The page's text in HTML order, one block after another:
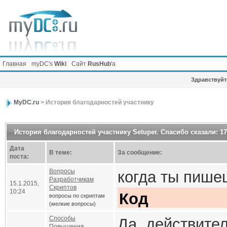
Главная myDC's Wiki Сайт RusHub'а
MyDC.ru> История благодарностей участнику
История благодарностей участнику Setuper. Спасибо сказали:
Дата
поста:
В теме: За сообщение:
15.1.2015,
10:24
Вопросы
Разработчикам
Скриптов
вопросы по скриптам
(мелкие вопросы)
когда ты
Код
local
Способы